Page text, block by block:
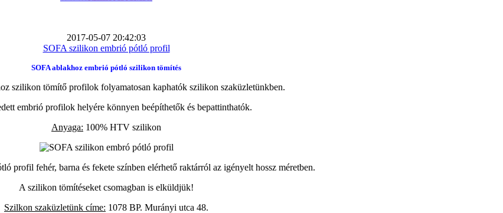
2017-05-07 20:42:03
SOFA szilikon embrió pótló profil
SOFA ablakhoz embrió pótló szilikon tömítés
szilikon tömítő profilok folyamatosan kaphatók szilikon szaküzletünkben.
embrió profilok helyére könnyen beépíthetők és bepattinthatók.
Anyaga: 100% HTV szilikon
profil fehér, barna és fekete színben elérhető raktárról az igényelt hossz méretben.
A szilikon tömítéseket csomagban is elküldjük!
Szilkon szaküzletünk címe: 1078 BP. Murányi utca 48.